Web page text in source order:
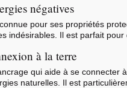
négatives
pour ses propriétés
indésirables. Il est parfait
à la terre
qui aide à se connecter
naturelles. Il est